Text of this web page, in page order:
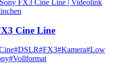
Cine Line
#DSLR#FX3#Kamera#Low
#Vollformat